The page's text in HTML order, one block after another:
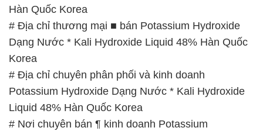
Hàn Quốc Korea
# Địa chỉ thương mại ■ bán Potassium Hydroxide
Dạng Nước * Kali Hydroxide Liquid 48% Hàn Quốc
Korea
# Địa chỉ chuyên phân phối và kinh doanh
Potassium Hydroxide Dạng Nước * Kali Hydroxide
Liquid 48% Hàn Quốc Korea
# Nơi chuyên bán ¶ kinh doanh Potassium